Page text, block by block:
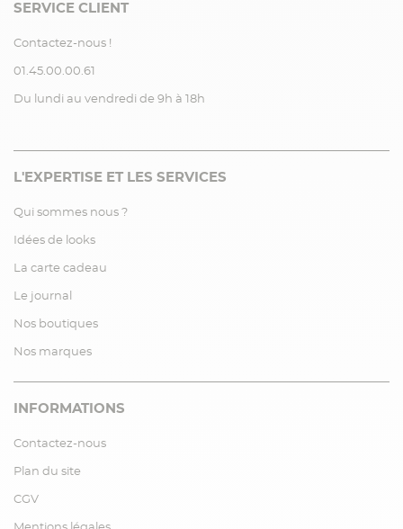
SERVICE CLIENT
Contactez-nous !
01.45.00.00.61
Du lundi au vendredi de 9h à 18h
L'EXPERTISE ET LES SERVICES
Qui sommes nous ?
Idées de looks
La carte cadeau
Le journal
Nos boutiques
Nos marques
INFORMATIONS
Contactez-nous
Plan du site
CGV